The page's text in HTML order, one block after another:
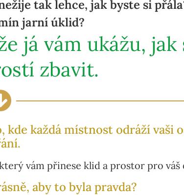
tak lehce, jak byste si
jarní úklid?
já vám ukážu, jak
zbavit.
každá místnost odráží vaši
vám přinese klid a prostor pro váš
aby to byla pravda?